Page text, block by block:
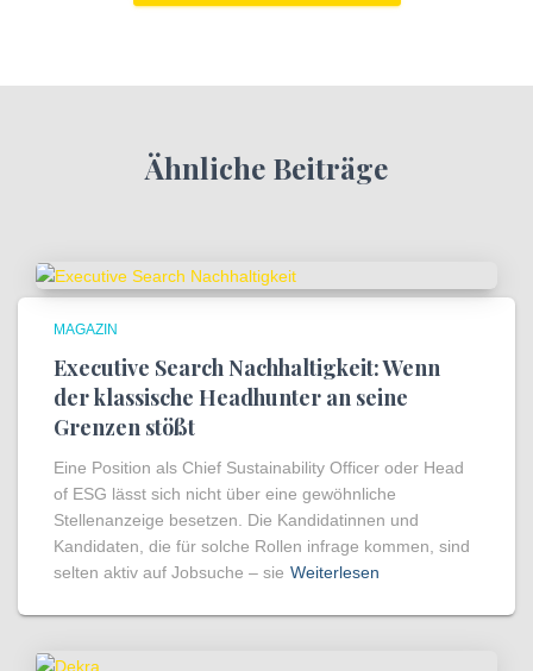
Ähnliche Beiträge
MAGAZIN
Executive Search Nachhaltigkeit: Wenn
der klassische Headhunter an seine
Grenzen stößt
Eine Position als Chief Sustainability Officer oder Head
of ESG lässt sich nicht über eine gewöhnliche
Stellenanzeige besetzen. Die Kandidatinnen und
Kandidaten, die für solche Rollen infrage kommen, sind
selten aktiv auf Jobsuche – sie Weiterlesen